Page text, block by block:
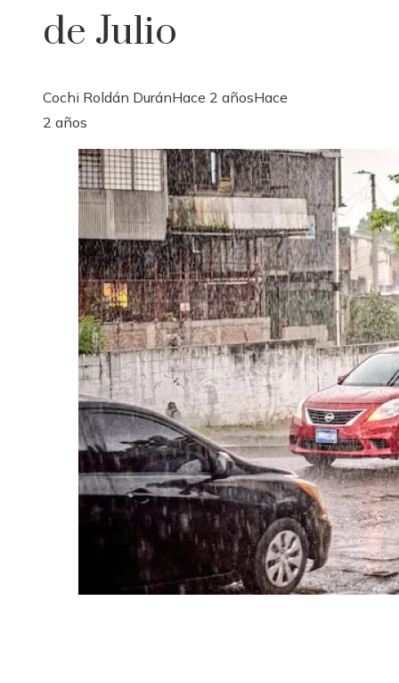
de Julio
Cochi Roldán DuránHace 2 añosHace
2 años